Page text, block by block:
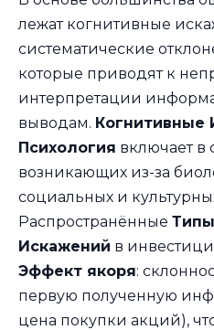
лежат когнитивные
систематические
которые приводят к
интерпретации
выводам. Когнитивные
Психология включает в
возникающих из-за
социальных и
Распространённые
Искажений в
Эффект якоря:
первую полученную
цена покупки акций),